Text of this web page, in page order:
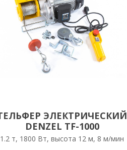
ЭЛЕКТРИЧЕСКИЙ
DENZEL TF-1000
1.2 т, 1800 Вт, высота 12 м, 8 м/мин